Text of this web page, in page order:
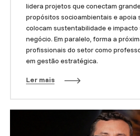
lidera projetos que conectam
propósitos socioambientais e apoia
colocam sustentabilidade e impacto
negócio. Em paralelo, forma a
profissionais do setor como
em gestão estratégica.
Ler mais